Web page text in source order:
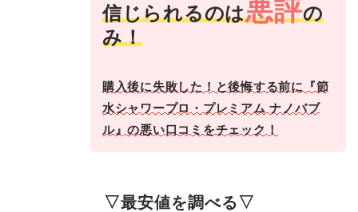
信じられるのは悪評の
み！
購入後に失敗した！と後悔する前に『節
水シャワープロ・プレミアム ナノバブ
ル』の悪い口コミをチェック！
▽最安値を調べる▽